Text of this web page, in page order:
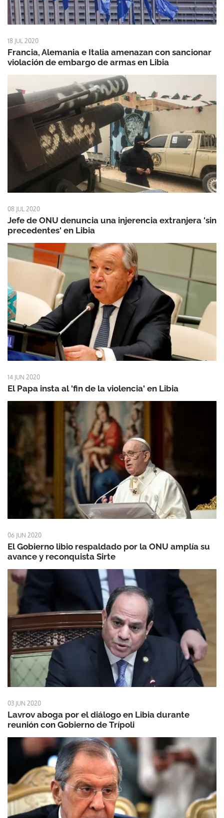
18 JUL 2020
Francia, Alemania e Italia amenazan con sancionar
violación de embargo de armas en Libia
08 JUL 2020
Jefe de ONU denuncia una injerencia extranjera 'sin
precedentes' en Libia
14 JUN 2020
El Papa insta al 'fin de la violencia' en Libia
06 JUN 2020
El Gobierno libio respaldado por la ONU amplía su
avance y reconquista Sirte
03 JUN 2020
Lavrov aboga por el diálogo en Libia durante
reunión con Gobierno de Trípoli